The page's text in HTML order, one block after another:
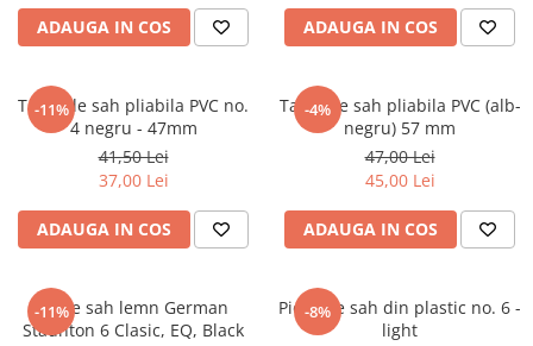
Seturi Sah
Seturi Sah Tematice
Step 1
Step 3
Step 5
ADAUGA IN COS ADAUGA IN COS
-11%
Tabla de sah pliabila PVC no.
4 negru - 47mm
41,50 Lei
37,00 Lei
ADAUGA IN COS
-4%
Tabla de sah pliabila PVC (alb-
negru) 57 mm
47,00 Lei
45,00 Lei
ADAUGA IN COS
-11%
Piese sah lemn German
Staunton 6 Clasic, EQ, Black
-8%
Piese de sah din plastic no. 6 -
light